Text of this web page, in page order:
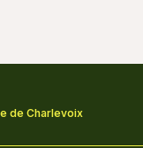
de Charlevoix